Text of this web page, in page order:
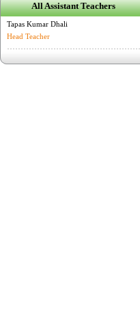
All Assistant Teachers
Tapas Kumar Dhali
Head Teacher